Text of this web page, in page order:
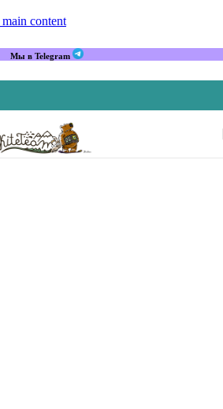
content
Мы в Telegram